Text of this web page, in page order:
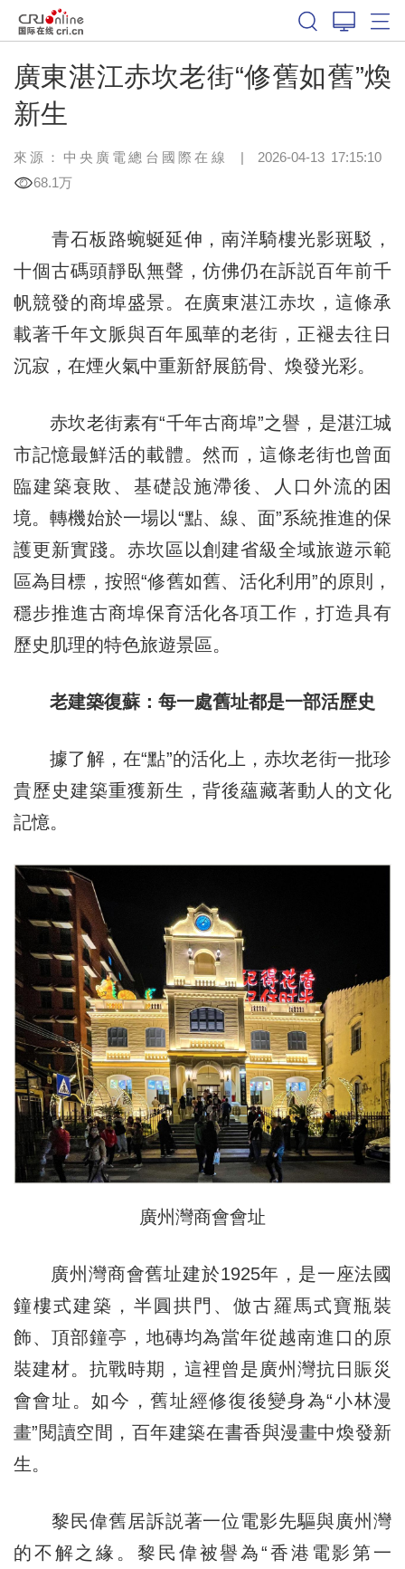
廣東湛江赤坎老街“修舊如舊”煥
新生
來源：中央廣電總台國際在線 | 2026-04-13 17:15:10
68.1万
青石板路蜿蜒延伸，南洋騎樓光影斑駁，
十個古碼頭靜臥無聲，仿佛仍在訴説百年前千
帆競發的商埠盛景。在廣東湛江赤坎，這條承
載著千年文脈與百年風華的老街，正褪去往日
沉寂，在煙火氣中重新舒展筋骨、煥發光彩。
赤坎老街素有“千年古商埠”之譽，是湛江城
市記憶最鮮活的載體。然而，這條老街也曾面
臨建築衰敗、基礎設施滯後、人口外流的困
境。轉機始於一場以“點、線、面”系統推進的保
護更新實踐。赤坎區以創建省級全域旅遊示範
區為目標，按照“修舊如舊、活化利用”的原則，
穩步推進古商埠保育活化各項工作，打造具有
歷史肌理的特色旅遊景區。
老建築復蘇：每一處舊址都是一部活歷史
據了解，在“點”的活化上，赤坎老街一批珍
貴歷史建築重獲新生，背後蘊藏著動人的文化
記憶。
廣州灣商會會址
廣州灣商會舊址建於1925年，是一座法國
鐘樓式建築，半圓拱門、倣古羅馬式寶瓶裝
飾、頂部鐘亭，地磚均為當年從越南進口的原
裝建材。抗戰時期，這裡曾是廣州灣抗日賑災
會會址。如今，舊址經修復後變身為“小林漫
畫”閱讀空間，百年建築在書香與漫畫中煥發新
生。
黎民偉舊居訴説著一位電影先驅與廣州灣
的不解之緣。黎民偉被譽為“香港電影第一